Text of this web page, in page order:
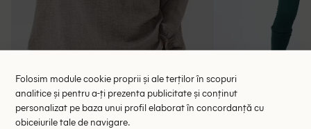
Bluza Bon a Parte, galben
Folosim module cookie proprii și ale terților în scopuri
analitice și pentru a-ți prezenta publicitate și conținut
personalizat pe baza unui profil elaborat în concordanță cu
obiceiurile tale de navigare.